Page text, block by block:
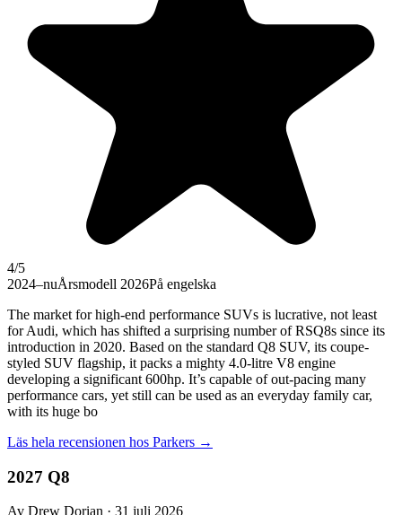
4/5
2024–nuÅrsmodell 2026På engelska
The market for high-end performance SUVs is lucrative, not least
for Audi, which has shifted a surprising number of RSQ8s since its
introduction in 2020. Based on the standard Q8 SUV, its coupe-
styled SUV flagship, it packs a mighty 4.0-litre V8 engine
developing a significant 600hp. It’s capable of out-pacing many
performance cars, yet still can be used as an everyday family car,
with its huge bo
Läs hela recensionen hos Parkers →
2027 Q8
Av Drew Dorian · 31 juli 2026